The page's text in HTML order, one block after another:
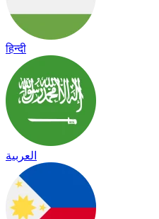
हिन्दी
العربية